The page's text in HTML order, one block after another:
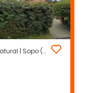
Club Aposentos Resrva Natural | Sopo (Incluye Yerbabuena)